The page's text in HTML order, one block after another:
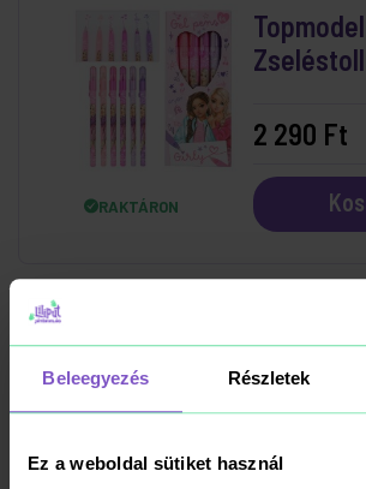
Beleegyezés Részletek
Ez a weboldal sütiket használ
RAKTÁRON
2 290 Ft
ICO
Ceruza 12
1 150 Ft